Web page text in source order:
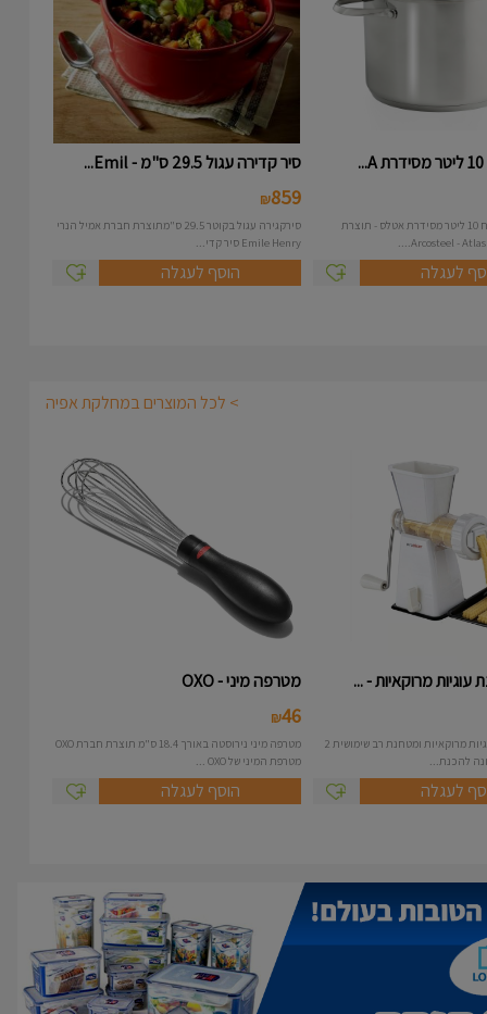
סיר נירוסטה בנפח 10 ליטר מסידרת אטלס - תוצרת
לעגלה
סיר קדירה עגול 29.5 ס"מ - Emil...
859
₪
סירקגירה עגול בקוטר 29.5 ס"מתוצרת חברת אמיל הנרי
Emile Henry סיר קדי...
הוסף לעגלה
> לכל המוצרים במחלקת אפיה
מרוקאיות - ...
מכונה להכנת עוגיות מרוקאיות ומטחנת רב שימושית 2
לעגלה
מטרפה מיני - OXO
46
₪
מטרפה מיני נירוסטה באורך 18.4 ס"מ תוצרת חברת OXO
מטרפת המיני של OXO ...
הוסף לעגלה